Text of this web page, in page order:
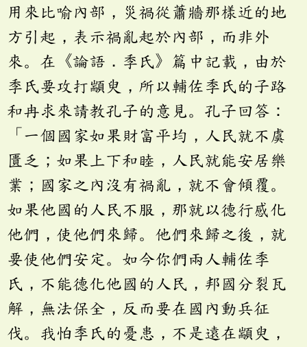
用來比喻內部，災禍從蕭牆那樣近的地
方引起，表示禍亂起於內部，而非外
來。在《論語．季氏》篇中記載，由於
季氏要攻打顓臾，所以輔佐季氏的子路
和冉求來請教孔子的意見。孔子回答：
「一個國家如果財富平均，人民就不虞
匱乏；如果上下和睦，人民就能安居樂
業；國家之內沒有禍亂，就不會傾覆。
如果他國的人民不服，那就以德行感化
他們，使他們來歸。他們來歸之後，就
要使他們安定。如今你們兩人輔佐季
氏，不能德化他國的人民，邦國分裂瓦
解，無法保全，反而要在國內動兵征
伐。我怕季氏的憂患，不是遠在顓臾，